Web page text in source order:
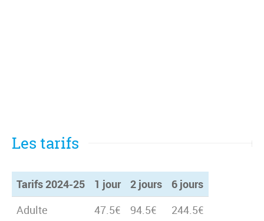
Les tarifs
Tarifs 2024-25 1 jour 2 jours
6 jours
Tarifs 2024-25
1 jour 2 jours 6 jours
Adulte 47.5€ 94.5€
244.5€